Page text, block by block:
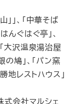
」、「中華そば
んぐはぐ亭」、
大沢温泉湯治屋
の鳩」、「パン窯
勝地レストハウス」
式会社マルシェ